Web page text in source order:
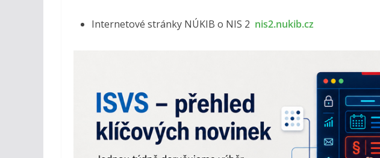
Internetové stránky NÚKIB o NIS 2 nis2.nukib.cz